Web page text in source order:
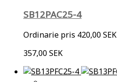
SB12PAC25-4
Ordinarie pris 420,00 SEK
357,00 SEK